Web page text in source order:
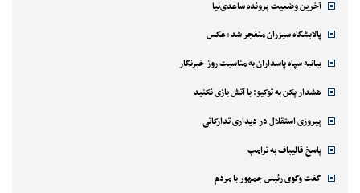
آخرین وضعیت پرونده ساعدی‌نیا
پالایشگاه سیزران منفجر شد+عکس
بیانیه سپاه پاسداران به مناسبت روز خبرنگار
هشدار پکن به توکیو: با آتش بازی نکنید
پیروزی استقلال در دیداری تدارکاتی
پاسخ قالیباف به ترامپ
گفت وگوی رئیس جمهور با مردم